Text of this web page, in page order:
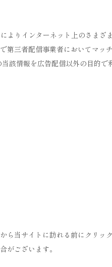
りインターネット上のさまざ
第三者配信事業者においてマッ
該情報を広告配信以外の目的で
ら当サイトに訪れる前にクリッ
がございます。